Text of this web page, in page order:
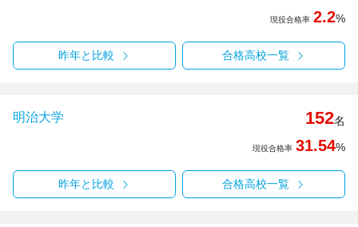
現役合格率 2.2%
昨年と比較 合格高校一覧
明治大学 152名
現役合格率 31.54%
昨年と比較 合格高校一覧